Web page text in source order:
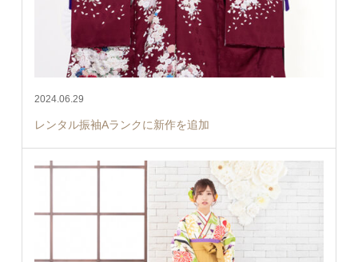
2024.06.29
レンタル振袖Aランクに新作を追加